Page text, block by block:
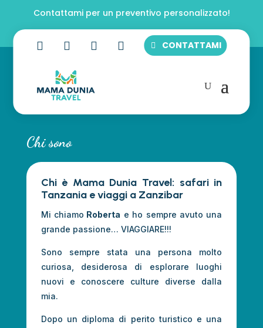
Contattami per un preventivo personalizzato!
    CONTATTAMI
Chi sono
Chi è Mama Dunia Travel: safari in
Tanzania e viaggi a Zanzibar
Mi chiamo Roberta e ho sempre avuto una
grande passione… VIAGGIARE!!!
Sono sempre stata una persona molto
curiosa, desiderosa di esplorare luoghi
nuovi e conoscere culture diverse dalla
mia.
Dopo un diploma di perito turistico e una